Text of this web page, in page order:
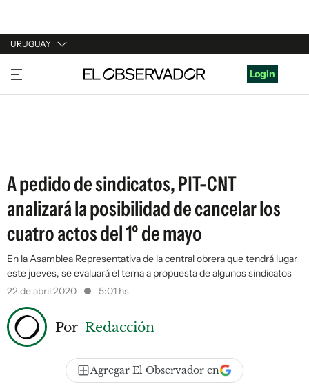
URUGUAY
URUGUAY
ARGENTINA
Login
A pedido de sindicatos, PIT-CNT
analizará la posibilidad de cancelar los
cuatro actos del 1º de mayo
En la Asamblea Representativa de la central obrera que tendrá lugar
este jueves, se evaluará el tema a propuesta de algunos sindicatos
22 de abril 2020
5:01 hs
Por Redacción
Agregar El Observador en